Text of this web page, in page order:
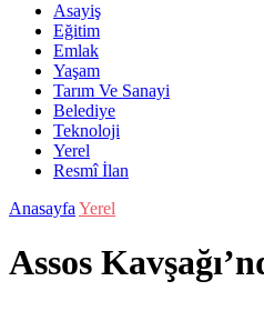
Asayiş
Eğitim
Emlak
Yaşam
Tarım Ve Sanayi
Belediye
Teknoloji
Yerel
Resmî İlan
Anasayfa Yerel
Assos